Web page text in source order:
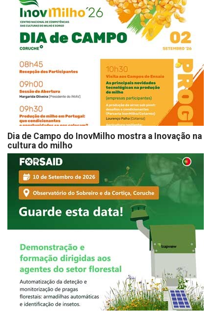
Dia de Campo do InovMilho mostra a Inovação na
cultura do milho